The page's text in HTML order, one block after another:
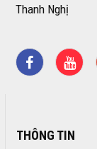
Thanh Nghị
THÔNG TIN